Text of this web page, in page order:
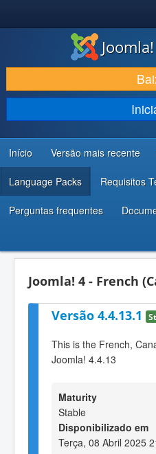
BAIXAR E APRIMORAR
DESCUBRA & APRENDA
COMUNIDADE & SUPORTE
RECURSOS PARA
Início Versão mais recente
Language Packs Requisitos
Perguntas frequentes
Joomla! 4 - French
Versão 4.4.13.1
This is the French,
Joomla! 4.4.13
Maturity
Stable
Disponibilizado em
Terça, 08 Abril 2025